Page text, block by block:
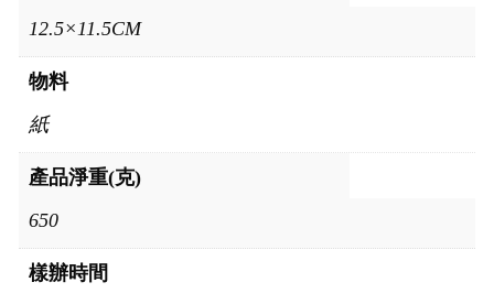
12.5×11.5CM
物料
紙
產品淨重(克)
650
樣辦時間